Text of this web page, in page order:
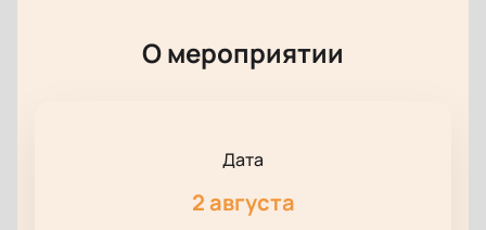
О мероприятии
Дата
2 августа